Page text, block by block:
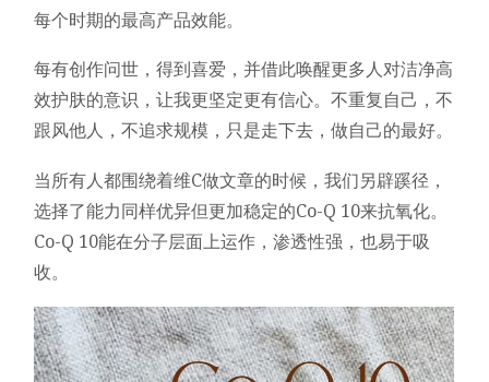
每个时期的最高产品效能。
每有创作问世，得到喜爱，并借此唤醒更多人对洁净高
效护肤的意识，让我更坚定更有信心。不重复自己，不
跟风他人，不追求规模，只是走下去，做自己的最好。
当所有人都围绕着维C做文章的时候，我们另辟蹊径，
选择了能力同样优异但更加稳定的Co-Q 10来抗氧化。
Co-Q 10能在分子层面上运作，渗透性强，也易于吸
收。